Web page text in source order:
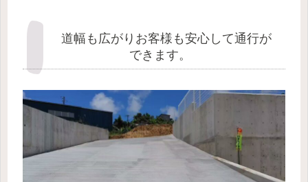
道幅も広がりお客様も安心して通行が
できます。